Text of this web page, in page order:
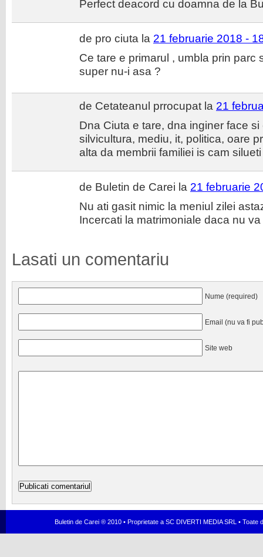
Perfect deacord cu doamna de la
de pro ciuta la 21 februarie 2018 -
Ce tare e primarul , umbla prin parc
super nu-i asa ?
de Cetateanul prrocupat la 21
Dna Ciuta e tare, dna inginer face
silvicultura, mediu, it, politica, oare
alta da membrii familiei is cam silueti
de Buletin de Carei la 21 februarie
Nu ati gasit nimic la meniul zilei
Incercati la matrimoniale daca nu
Lasati un comentariu
Nume (required)
Email (nu va fi
Site web
Buletin de Carei ® 2010 • Proprietate a SC DIVERTI MEDIA SRL •